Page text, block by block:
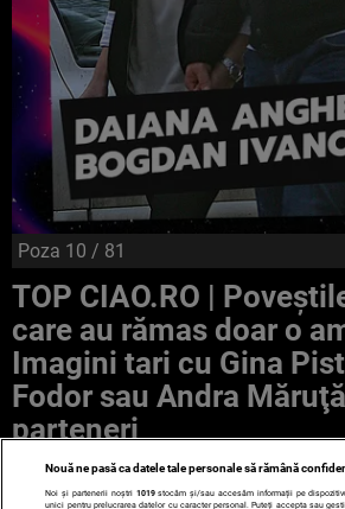
Poza 10 / 81
TOP CIAO.RO |
care au rămas doar o
Imagini tari cu Gina
Fodor sau Andra
parteneri
Nouă ne pasă ca datele tale personale să rămână
Noi și partenerii noștri 1019stocăm și/sau accesăm informații pe
unici pentru prelucrarea datelor cu caracter personal. Puteți accepta sau